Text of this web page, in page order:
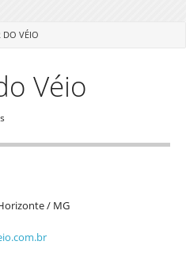
DO VÉIO
Véio
/ MG